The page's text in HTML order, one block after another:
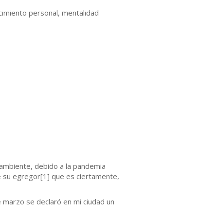
personal, mentalidad
debido a la pandemia
su egregor[1] que es ciertamente,
se declaró en mi ciudad un